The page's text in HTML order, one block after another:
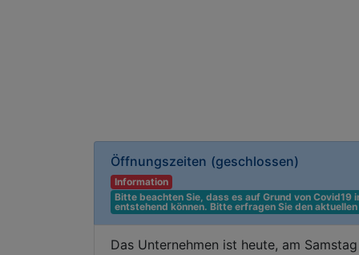
Öffnungszeiten (geschlossen)
Information
Bitte beachten Sie, dass es auf Grund von
entstehend können. Bitte erfragen Sie den
Das Unternehmen ist heute, am